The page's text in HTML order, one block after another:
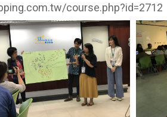
course.php?id=2712